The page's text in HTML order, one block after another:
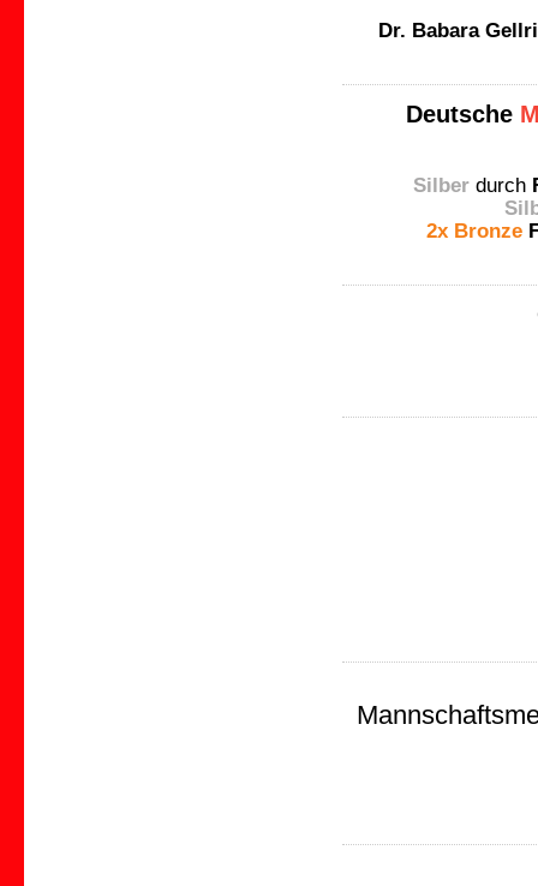
Dr. Babara
Deutsche
Silber durch
2x Bronze